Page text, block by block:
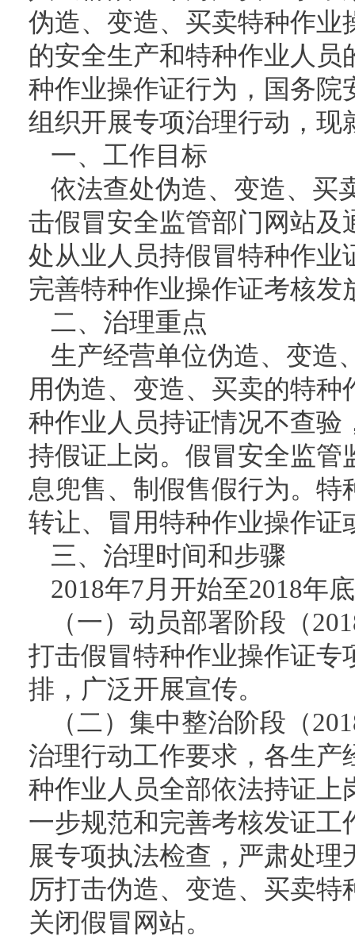
伪造、变造、买卖特种作
的安全生产和特种作业人
种作业操作证行为，国务
组织开展专项治理行动，现
一、工作目标
依法查处伪造、变造、买
击假冒安全监管部门网站
处从业人员持假冒特种作
完善特种作业操作证考核发
二、治理重点
生产经营单位伪造、变造
用伪造、变造、买卖的特
种作业人员持证情况不查
持假证上岗。假冒安全监
息兜售、制假售假行为。
转让、冒用特种作业操作
三、治理时间和步骤
2018年7月开始至2018年
（一）动员部署阶段（
打击假冒特种作业操作证
排，广泛开展宣传。
（二）集中整治阶段（
治理行动工作要求，各生
种作业人员全部依法持证
一步规范和完善考核发证
展专项执法检查，严肃处
厉打击伪造、变造、买卖
关闭假冒网站。